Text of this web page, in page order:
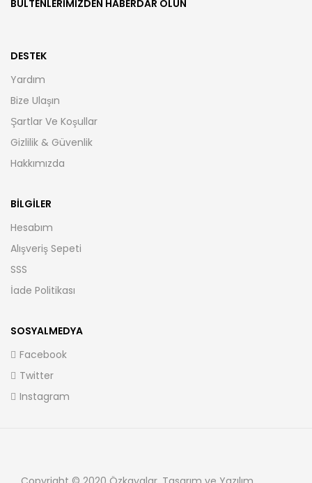
BÜLTENLERIMIZDEN HABERDAR OLUN
DESTEK
Yardım
Bize Ulaşın
Şartlar Ve Koşullar
Gizlilik & Güvenlik
Hakkımızda
BILGILER
Hesabım
Alışveriş Sepeti
SSS
İade Politikası
SOSYALMEDYA
Facebook
Twitter
Instagram